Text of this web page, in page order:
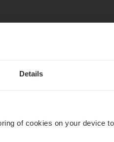
Details
of cookies on your device